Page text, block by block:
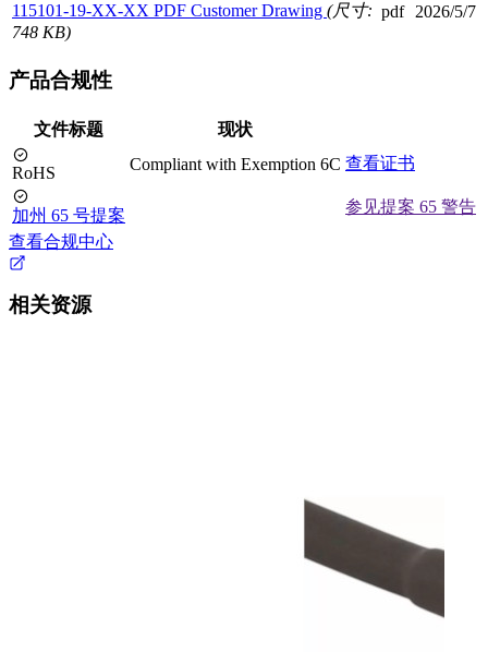
115101-19-XX-XX PDF Customer Drawing (尺寸:
748 KB)
pdf 2026/5/7
产品合规性
文件标题 现状
RoHS Compliant with Exemption 6C 查看证书
加州 65 号提案
参见提案 65 警告
查看合规中心
相关资源